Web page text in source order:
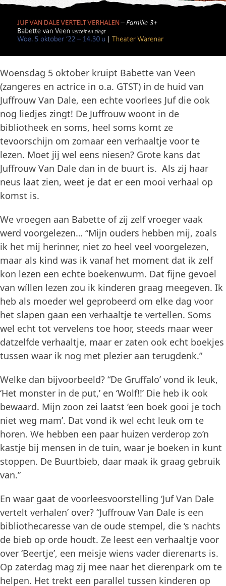
Woensdag 5 oktober kruipt Babette van Veen
(zangeres en actrice in o.a. GTST) in de huid van
Juffrouw Van Dale, een echte voorlees Juf die ook
nog liedjes zingt! De Juffrouw woont in de
bibliotheek en soms, heel soms komt ze
tevoorschijn om zomaar een verhaaltje voor te
lezen. Moet jij wel eens niesen? Grote kans dat
Juffrouw Van Dale dan in de buurt is. Als zij haar
neus laat zien, weet je dat er een mooi verhaal op
komst is.
We vroegen aan Babette of zij zelf vroeger vaak
werd voorgelezen… “Mijn ouders hebben mij, zoals
ik het mij herinner, niet zo heel veel voorgelezen,
maar als kind was ik vanaf het moment dat ik zelf
kon lezen een echte boekenwurm. Dat fijne gevoel
van wíllen lezen zou ik kinderen graag meegeven. Ik
heb als moeder wel geprobeerd om elke dag voor
het slapen gaan een verhaaltje te vertellen. Soms
wel echt tot vervelens toe hoor, steeds maar weer
datzelfde verhaaltje, maar er zaten ook echt boekjes
tussen waar ik nog met plezier aan terugdenk.”
Welke dan bijvoorbeeld? “De Gruffalo’ vond ik leuk,
‘Het monster in de put,’ en ‘Wolf!!’ Die heb ik ook
bewaard. Mijn zoon zei laatst ‘een boek gooi je toch
niet weg mam’. Dat vond ik wel echt leuk om te
horen. We hebben een paar huizen verderop zo’n
kastje bij mensen in de tuin, waar je boeken in kunt
stoppen. De Buurtbieb, daar maak ik graag gebruik
van.”
En waar gaat de voorleesvoorstelling ‘Juf Van Dale
vertelt verhalen’ over? “Juffrouw Van Dale is een
bibliothecaresse van de oude stempel, die ‘s nachts
de bieb op orde houdt. Ze leest een verhaaltje voor
over ‘Beertje’, een meisje wiens vader dierenarts is.
Op zaterdag mag zij mee naar het dierenpark om te
helpen. Het trekt een parallel tussen kinderen op